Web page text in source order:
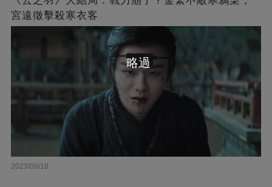
宮遠徵擊殺寒衣客
2023/09/18
略過